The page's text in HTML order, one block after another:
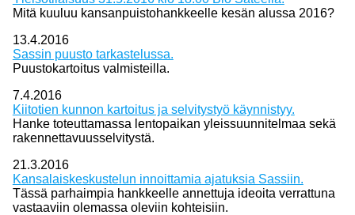
Mitä kuuluu kansanpuistohankkeelle kesän alussa 2016?
13.4.2016
Sassin puusto tarkastelussa.
Puustokartoitus valmisteilla.
7.4.2016
Kiitotien kunnon kartoitus ja selvitystyö käynnistyy.
Hanke toteuttamassa lentopaikan yleissuunnitelmaa sekä
rakennettavuusselvitystä.
21.3.2016
Kansalaiskeskustelun innoittamia ajatuksia Sassiin.
Tässä parhaimpia hankkeelle annettuja ideoita verrattuna
vastaaviin olemassa oleviin kohteisiin.